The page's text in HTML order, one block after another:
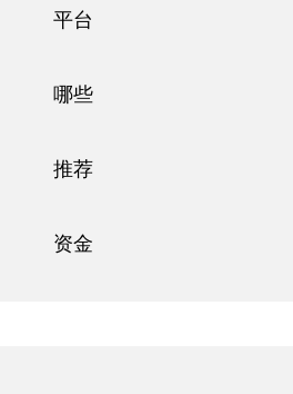
平台
哪些
推荐
资金